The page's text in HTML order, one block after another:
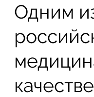
Одним